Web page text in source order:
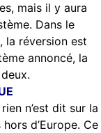
mais il y aura
Dans le
la réversion est
annoncé, la
n’est dit sur la
d’Europe. Ce